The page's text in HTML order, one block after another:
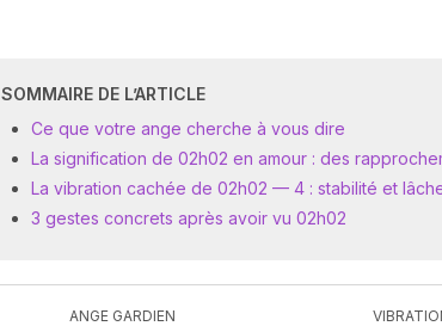
SOMMAIRE DE L’ARTICLE
Ce que votre ange cherche à vous dire
La signification de 02h02 en amour : des
La vibration cachée de 02h02 — 4 : stabilité et
3 gestes concrets après avoir vu 02h02
ANGE GARDIEN